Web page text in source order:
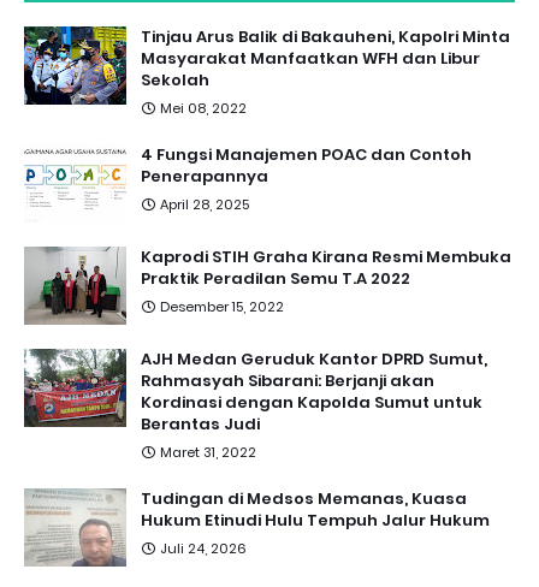
Tinjau Arus Balik di Bakauheni, Kapolri Minta
Masyarakat Manfaatkan WFH dan Libur
Sekolah
Mei 08, 2022
4 Fungsi Manajemen POAC dan Contoh
Penerapannya
April 28, 2025
Kaprodi STIH Graha Kirana Resmi Membuka
Praktik Peradilan Semu T.A 2022
Desember 15, 2022
AJH Medan Geruduk Kantor DPRD Sumut,
Rahmasyah Sibarani: Berjanji akan
Kordinasi dengan Kapolda Sumut untuk
Berantas Judi
Maret 31, 2022
Tudingan di Medsos Memanas, Kuasa
Hukum Etinudi Hulu Tempuh Jalur Hukum
Juli 24, 2026